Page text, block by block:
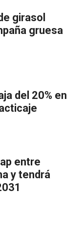
girasol
gruesa
del 20% en
entre
y tendrá